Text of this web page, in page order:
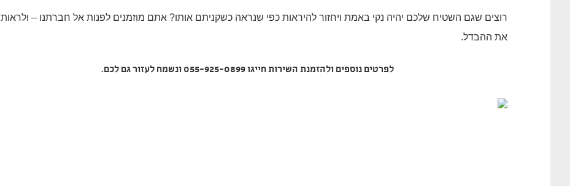
רוצים שגם השטיח שלכם יהיה נקי באמת ויחזור להיראות כפי שנראה כשקניתם אותו? אתם מוזמנים לפנות אל חברתנו – ולראות
את ההבדל.
לפרטים נוספים ולהזמנת השירות חייגו055-925-0899 ונשמחלעזור גם לכם.